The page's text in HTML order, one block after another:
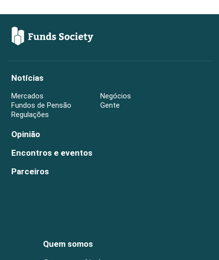
Notícias
Mercados
Negócios
Fundos de Pensão
Gente
Regulações
Opinião
Encontros e eventos
Parceiros
Quem somos